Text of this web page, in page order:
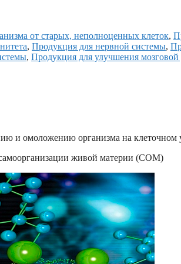
от старых, неполноценных клеток,
, Продукция для нервной системы,
, Продукция для улучшения мозговой
и омоложению организма на клеточном
живой материи (СОМ)